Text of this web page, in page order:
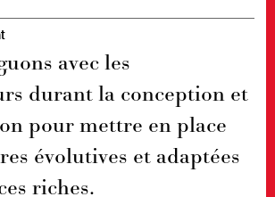
avec les
durant la conception et
pour mettre en place
évolutives et adaptées
riches.